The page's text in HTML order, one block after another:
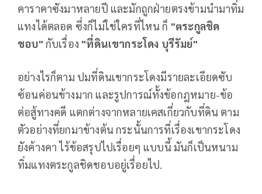
คาราคาซังมาหลายปี และมักถูกฝ่ายตรงข้ามนำมาทิ่ม
แทงได้ตลอด ซึ่งก็ไม่ใช่ใครที่ไหน ก็ "ตระกูลชิด
ชอบ" กับเรื่อง "ที่ดินเขากระโดง บุรีรัมย์"
อย่างไรก็ตาม ปมที่ดินเขากระโดงมีรายละเอียดซับ
ซ้อนค่อนข้างมาก และรูปการณ์ทั้งข้อกฎหมาย-ข้อ
ต่อสู้ทางคดี แตกต่างจากหลายเคสเกี่ยวกับที่ดิน ตาม
ตัวอย่างที่ยกมาข้างต้น กระนั้นการที่เรื่องเขากระโดง
ยังค้างคา ไร้ข้อสรุปไปเรื่อยๆ แบบนี้ มันก็เป็นหนาม
ทิ่มแทงตระกูลชิดชอบอยู่เรื่อยไป.